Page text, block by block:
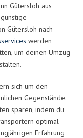
Gütersloh aus
Gütersloh nach
werden
um deinen Umzug
sich um den
Gegenstände.
sparen, indem du
optimal
Erfahrung